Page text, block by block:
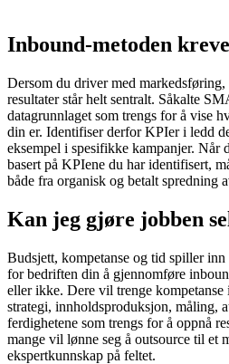
Inbound-metoden
Dersom du driver med
resultater står helt sentralt. Såkalte
datagrunnlaget som trengs for å vise
din er. Identifiser derfor KPIer i ledd
eksempel i spesifikke kampanjer. Når
basert på KPIene du har identifisert,
både fra organisk og betalt spredning
Kan jeg gjøre jobben
Budsjett, kompetanse og tid spiller
for bedriften din å gjennomføre
eller ikke. Dere vil trenge kompetanse
strategi, innholdsproduksjon, måling,
ferdighetene som trengs for å oppnå
mange vil lønne seg å outsource til et
ekspertkunnskap på feltet.